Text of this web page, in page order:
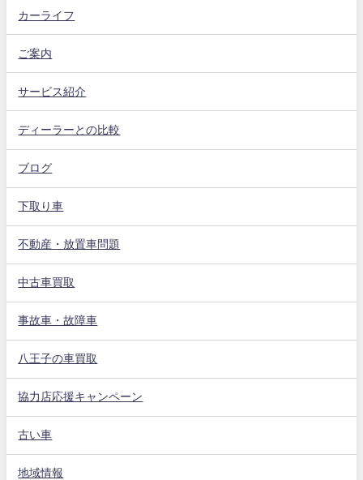
カーライフ
ご案内
サービス紹介
ディーラーとの比較
ブログ
下取り車
不動産・放置車問題
中古車買取
事故車・故障車
八王子の車買取
協力店応援キャンペーン
古い車
地域情報